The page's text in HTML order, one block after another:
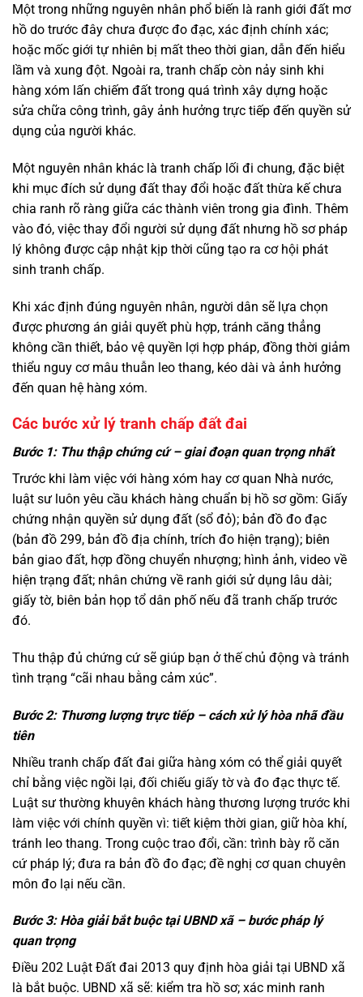
Một trong những nguyên nhân phổ biến là ranh giới đất mơ
hồ do trước đây chưa được đo đạc, xác định chính xác;
hoặc mốc giới tự nhiên bị mất theo thời gian, dẫn đến hiểu
lầm và xung đột. Ngoài ra, tranh chấp còn nảy sinh khi
hàng xóm lấn chiếm đất trong quá trình xây dựng hoặc
sửa chữa công trình, gây ảnh hưởng trực tiếp đến quyền sử
dụng của người khác.
Một nguyên nhân khác là tranh chấp lối đi chung, đặc biệt
khi mục đích sử dụng đất thay đổi hoặc đất thừa kế chưa
chia ranh rõ ràng giữa các thành viên trong gia đình. Thêm
vào đó, việc thay đổi người sử dụng đất nhưng hồ sơ pháp
lý không được cập nhật kịp thời cũng tạo ra cơ hội phát
sinh tranh chấp.
Khi xác định đúng nguyên nhân, người dân sẽ lựa chọn
được phương án giải quyết phù hợp, tránh căng thẳng
không cần thiết, bảo vệ quyền lợi hợp pháp, đồng thời giảm
thiểu nguy cơ mâu thuẫn leo thang, kéo dài và ảnh hưởng
đến quan hệ hàng xóm.
Các bước xử lý tranh chấp đất đai
Bước 1: Thu thập chứng cứ – giai đoạn quan trọng nhất
Trước khi làm việc với hàng xóm hay cơ quan Nhà nước,
luật sư luôn yêu cầu khách hàng chuẩn bị hồ sơ gồm: Giấy
chứng nhận quyền sử dụng đất (sổ đỏ); bản đồ đo đạc
(bản đồ 299, bản đồ địa chính, trích đo hiện trạng); biên
bản giao đất, hợp đồng chuyển nhượng; hình ảnh, video về
hiện trạng đất; nhân chứng về ranh giới sử dụng lâu dài;
giấy tờ, biên bản họp tổ dân phố nếu đã tranh chấp trước
đó.
Thu thập đủ chứng cứ sẽ giúp bạn ở thế chủ động và tránh
tình trạng “cãi nhau bằng cảm xúc”.
Bước 2: Thương lượng trực tiếp – cách xử lý hòa nhã đầu
tiên
Nhiều tranh chấp đất đai giữa hàng xóm có thể giải quyết
chỉ bằng việc ngồi lại, đối chiếu giấy tờ và đo đạc thực tế.
Luật sư thường khuyên khách hàng thương lượng trước khi
làm việc với chính quyền vì: tiết kiệm thời gian, giữ hòa khí,
tránh leo thang. Trong cuộc trao đổi, cần: trình bày rõ căn
cứ pháp lý; đưa ra bản đồ đo đạc; đề nghị cơ quan chuyên
môn đo lại nếu cần.
Bước 3: Hòa giải bắt buộc tại UBND xã – bước pháp lý
quan trọng
Điều 202 Luật Đất đai 2013 quy định hòa giải tại UBND xã
là bắt buộc. UBND xã sẽ: kiểm tra hồ sơ; xác minh ranh